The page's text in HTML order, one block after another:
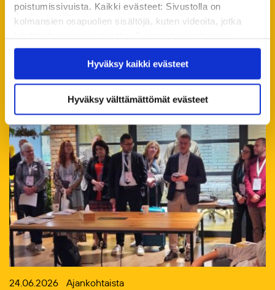
poistumissivuista. Kaikki evästeet: Sivustolla on
kolmansien osapuolien sisältöjä, kuten videoita, jotka
saattaa estää näiden sisältöjen näkymisen.
Hyväksymällä kaikki evästeet varmistat, että kaikki
sisältö on käytettävissäsi.
Hyväksy kaikki evästeet
Hyväksy välttämättömät evästeet
Suosittelemme lukemaan
Kaikki ajankohtaiset
24.06.2026 Ajankohtaista